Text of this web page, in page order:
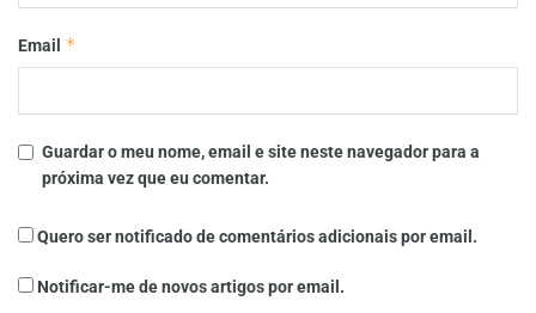
Email *
Guardar o meu nome, email e site neste navegador para a
próxima vez que eu comentar.
Quero ser notificado de comentários adicionais por email.
Notificar-me de novos artigos por email.